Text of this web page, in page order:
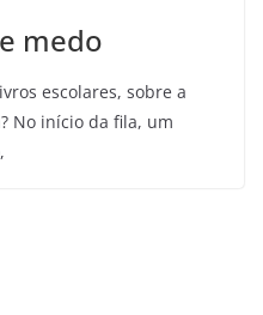
medo
escolares, sobre a
No início da fila, um